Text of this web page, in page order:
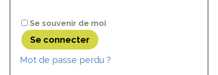
Se souvenir de moi
Se connecter
Mot de passe perdu ?